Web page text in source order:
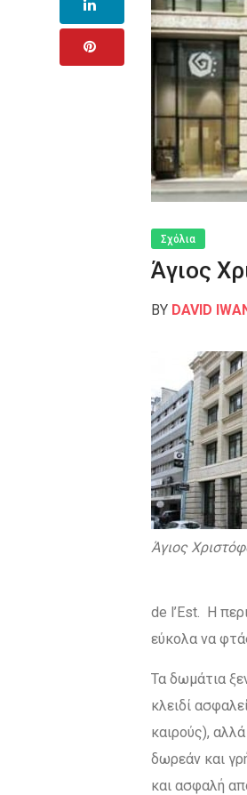
Σχόλια
Άγιος
BY DAVID
Άγιος
de l’Est. Η
εύκολα να
Τα δωμάτια
κλειδί
καιρούς),
δωρεάν και
και ασφαλή